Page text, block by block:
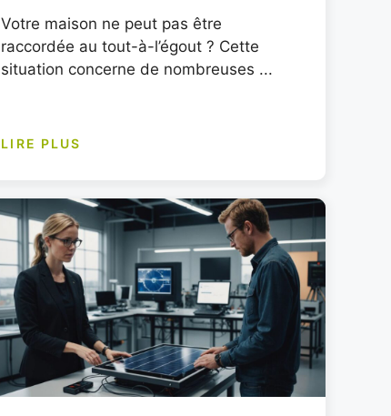
Votre maison ne peut pas être
raccordée au tout-à-l’égout ? Cette
situation concerne de nombreuses ...
LIRE PLUS